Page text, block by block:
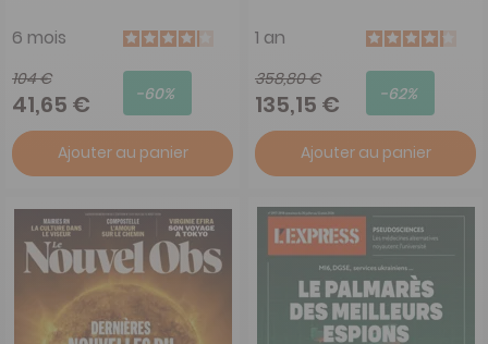
6 mois
104 €
41,65 € -60%
Ajouter au panier
1 an
358,80 €
135,15 € -62%
Ajouter au panier